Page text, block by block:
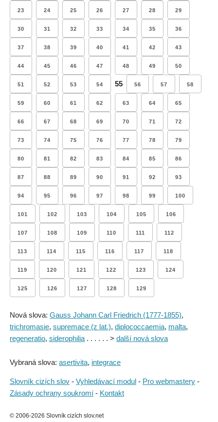
23 24 25 26 27 28 29
30 31 32 33 34 35 36
37 38 39 40 41 42 43
44 45 46 47 48 49 50
51 52 53 54 55 56 57 58
59 60 61 62 63 64 65
66 67 68 69 70 71 72
73 74 75 76 77 78 79
80 81 82 83 84 85 86
87 88 89 90 91 92 93
94 95 96 97 98 99 100
101 102 103 104 105 106
107 108 109 110 111 112
113 114 115 116 117 118
119 120 121 122 123 124
125 126 127 128 129
Nová slova: Gauss Johann Carl Friedrich (1777-1855),
trichromasie, supremace (z lat.), diplococcaemia, malta,
regeneratio, siderophilia . . . . . . > další nová slova
Vybraná slova: asertivita, integrace
Slovník cizích slov - Vyhledávací modul - Pro webmastery -
Zásady ochrany soukromí - Kontakt
© 2006-2026 Slovník cizích slov.net